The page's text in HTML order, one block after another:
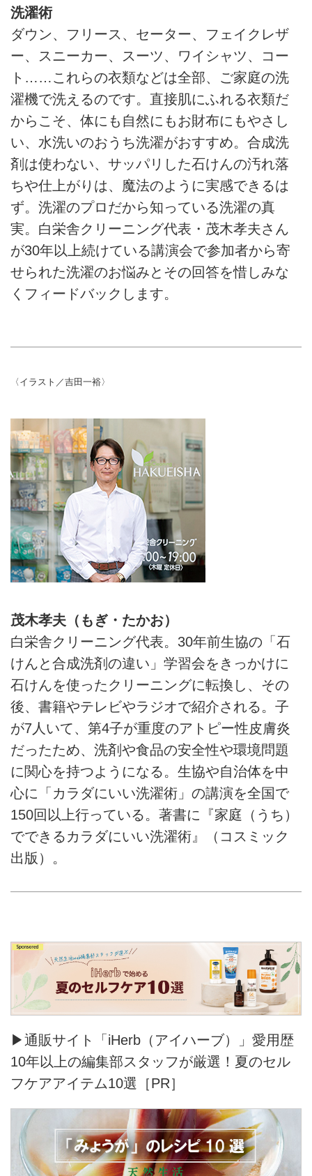
洗濯術
ダウン、フリース、セーター、フェイクレザ
ー、スニーカー、スーツ、ワイシャツ、コー
ト……これらの衣類などは全部、ご家庭の洗
濯機で洗えるのです。直接肌にふれる衣類だ
からこそ、体にも自然にもお財布にもやさし
い、水洗いのおうち洗濯がおすすめ。合成洗
剤は使わない、サッパリした石けんの汚れ落
ちや仕上がりは、魔法のように実感できるは
ず。洗濯のプロだから知っている洗濯の真
実。白栄舎クリーニング代表・茂木孝夫さん
が30年以上続けている講演会で参加者から寄
せられた洗濯のお悩みとその回答を惜しみな
くフィードバックします。
〈イラスト／吉田一裕〉
茂木孝夫（もぎ・たかお）
白栄舎クリーニング代表。30年前生協の「石
けんと合成洗剤の違い」学習会をきっかけに
石けんを使ったクリーニングに転換し、その
後、書籍やテレビやラジオで紹介される。子
が7人いて、第4子が重度のアトピー性皮膚炎
だったため、洗剤や食品の安全性や環境問題
に関心を持つようになる。生協や自治体を中
心に「カラダにいい洗濯術」の講演を全国で
150回以上行っている。著書に『家庭（うち）
でできるカラダにいい洗濯術』（コスミック
出版）。
▶通販サイト「iHerb（アイハーブ）」愛用歴
10年以上の編集部スタッフが厳選！夏のセル
フケアアイテム10選［PR］